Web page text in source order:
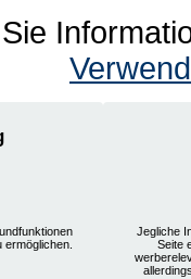
ermöglichen.
Jegliche
Seite